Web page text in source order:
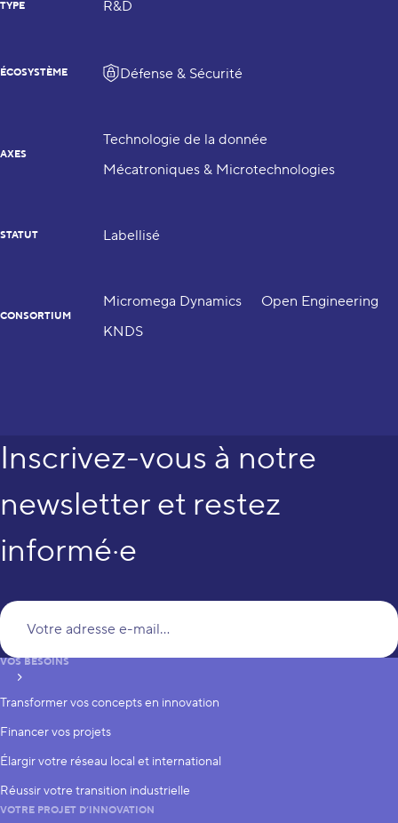
TYPE R&D
ÉCOSYSTÈME Défense & Sécurité
AXES
Technologie de la donnée
Mécatroniques & Microtechnologies
STATUT Labellisé
CONSORTIUM
Micromega Dynamics
Open Engineering
KNDS
Inscrivez-vous à notre
newsletter et restez
informé·e
S’inscrire
VOS BESOINS
Transformer vos concepts en innovation
Financer vos projets
Élargir votre réseau local et international
Réussir votre transition industrielle
VOTRE PROJET D’INNOVATION